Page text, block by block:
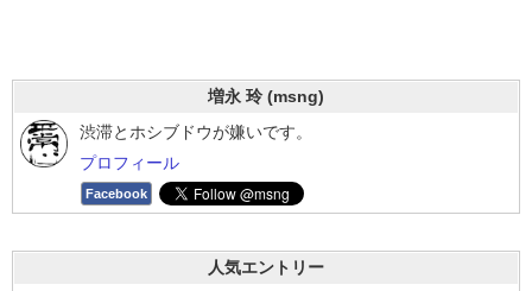
増永 玲 (msng)
渋滞とホシブドウが嫌いです。
プロフィール
Facebook
人気エントリー